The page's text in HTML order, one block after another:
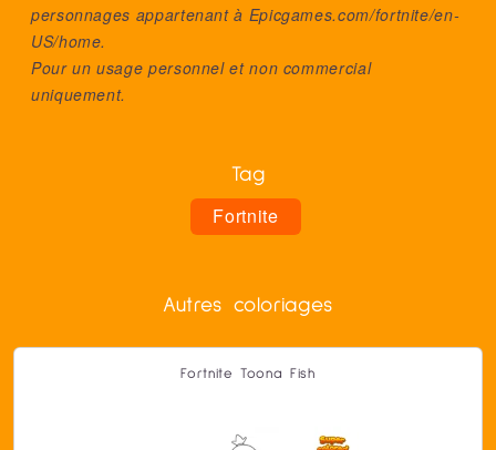
personnages appartenant à Epicgames.com/fortnite/en-
US/home.
Pour un usage personnel et non commercial
uniquement.
Tag
Fortnite
Autres coloriages
Fortnite Toona Fish